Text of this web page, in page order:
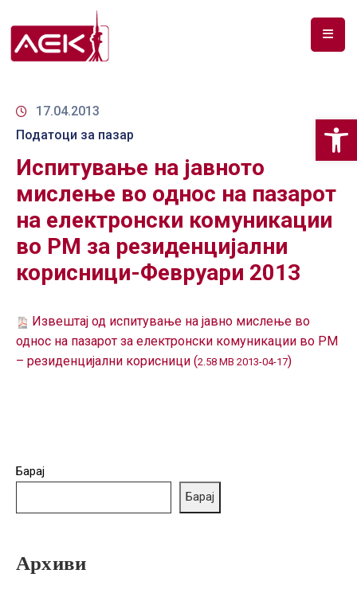
ЗА
ДОКУМЕНТИ
РФ
СПЕКТАР
ТЕЛЕКОМУНИКАЦИИ
АНАЛИЗА
ПАЗАР
ГРИЖА
17.04.2013
Податоци за пазар
Испитување на јавното
мислење во однос на пазарот
на електронски комуникации
во РМ за резиденцијални
корисници-Февруари 2013
Извештај од испитување на јавно мислење во
однос на пазарот за електронски комуникации во РМ
– резиденцијални корисници (2.58 MB 2013-04-17)
Барај
Барај
Архиви